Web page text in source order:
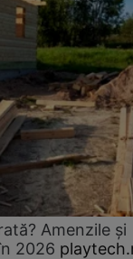
Amenzile și
2026